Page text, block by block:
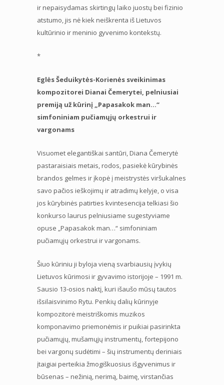
ir nepaisydamas skirtingų laiko juostų bei fizinio
atstumo, jis nė kiek neiškrenta iš Lietuvos
kultūrinio ir meninio gyvenimo kontekstų.
*
Eglės Šeduikytės-Korienės sveikinimas
kompozitorei Dianai Čemerytei, pelniusiai
premiją už kūrinį „Papasakok man…“
simfoniniam pučiamųjų orkestrui ir
vargonams
Visuomet elegantiškai santūri, Diana Čemerytė
pastaraisiais metais, rodos, pasiekė kūrybinės
brandos gelmes ir įkopė į meistrystės viršukalnes
savo pačios ieškojimų ir atradimų kelyje, o visa
jos kūrybinės patirties kvintesencija telkiasi šio
konkurso laurus pelniusiame sugestyviame
opuse „Papasakok man…“ simfoniniam
pučiamųjų orkestrui ir vargonams.
Šiuo kūriniu ji byloja vieną svarbiausių įvykių
Lietuvos kūrimosi ir gyvavimo istorijoje – 1991 m.
Sausio 13-osios naktį, kuri išaušo mūsų tautos
išsilaisvinimo Rytu. Penkių dalių kūrinyje
kompozitorė meistriškomis muzikos
komponavimo priemonėmis ir puikiai pasirinkta
pučiamųjų, mušamųjų instrumentų, fortepijono
bei vargonų sudėtimi – šių instrumentų deriniais
įtaigiai perteikia žmogiškuosius išgyvenimus ir
būsenas – nežinią, nerimą, baimę, virstančias